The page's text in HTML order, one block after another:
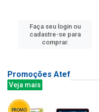
Faça seu login ou
cadastre-se para
comprar.
Promoções Atef
Veja mais